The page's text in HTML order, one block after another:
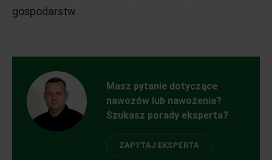
gospodarstw.
Masz pytanie dotyczące
nawozów lub nawożenia?
Szukasz porady eksperta?
ZAPYTAJ EKSPERTA